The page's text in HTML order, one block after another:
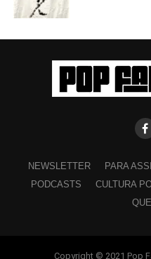
NEWSLETTER PARA
PODCASTS
CULTURA
Copyright © 2021 Pop